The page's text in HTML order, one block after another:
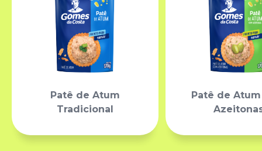
Patê de Atum
Tradicional
Patê de